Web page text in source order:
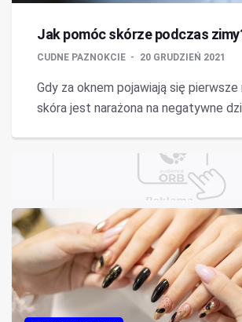
Jak pomóc skórze podczas
CUDNE PAZNOKCIE 20 GRUDZIEŃ 2021
Gdy za oknem pojawiają się pierwsze
skóra jest narażona na negatywne